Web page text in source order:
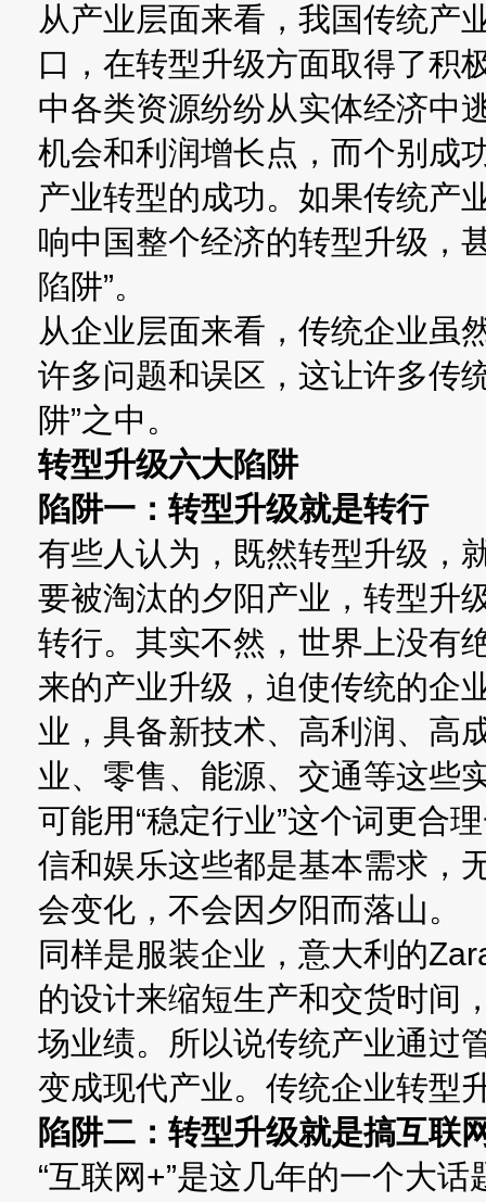
从产业层面来看，我国传统产
口，在转型升级方面取得了积
中各类资源纷纷从实体经济中
机会和利润增长点，而个别成
产业转型的成功。如果传统产
响中国整个经济的转型升级，
陷阱”。
从企业层面来看，传统企业虽
许多问题和误区，这让许多传
阱”之中。
转型升级六大陷阱
陷阱一：转型升级就是转行
有些人认为，既然转型升级，
要被淘汰的夕阳产业，转型升
转行。其实不然，世界上没有
来的产业升级，迫使传统的企
业，具备新技术、高利润、高
业、零售、能源、交通等这些
可能用“稳定行业”这个词更合
信和娱乐这些都是基本需求，
会变化，不会因夕阳而落山。
同样是服装企业，意大利的
的设计来缩短生产和交货时间
场业绩。所以说传统产业通过
变成现代产业。传统企业转型
陷阱二：转型升级就是搞互联
“互联网+”是这几年的一个大